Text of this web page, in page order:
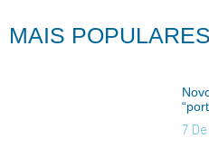
MAIS POPULARES
7